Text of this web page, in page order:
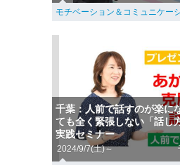
モチベーション＆コミュニケー
千葉：人前で話すのが楽に
ても全く緊張しない「話し
実践セミナー
2024/9/7(土)～